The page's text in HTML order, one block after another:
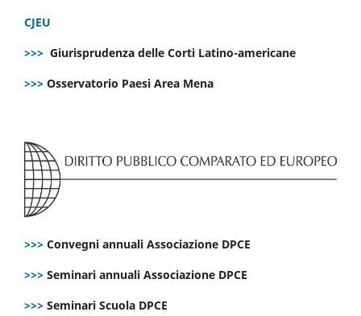
CJEU
>>> Giurisprudenza delle Corti Latino-americane
>>> Osservatorio Paesi Area Mena
>>> Convegni annuali Associazione DPCE
>>> Seminari annuali Associazione DPCE
>>> Seminari Scuola DPCE